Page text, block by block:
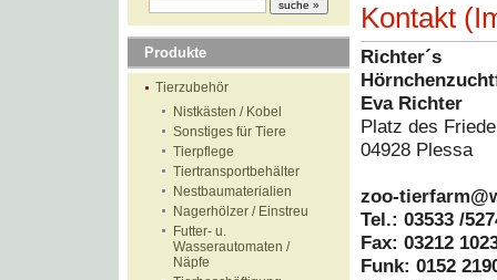
Produkte
Tierzubehör
Nistkästen / Kobel
Sonstiges für Tiere
Tierpflege
Tiertransportbehälter
Nestbaumaterialien
Nagerhölzer / Einstreu
Futter- u.
Wasserautomaten /
Näpfe
Kontakt
Richter´s
Eva Richter
Platz des
04928 Plessa
zoo-
Tel.: 03533 /
Fax: 03212
Funk: 0152